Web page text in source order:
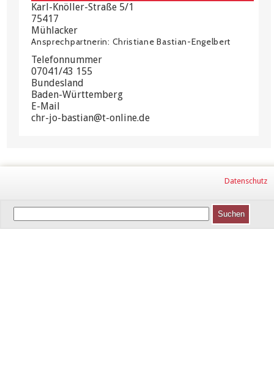
Karl-Knöller-Straße 5/1
75417
Mühlacker
Ansprechpartnerin: Christiane Bastian-Engelbert
Telefonnummer
07041/43 155
Bundesland
Baden-Württemberg
E-Mail
chr-jo-bastian@t-online.de
Datenschutz